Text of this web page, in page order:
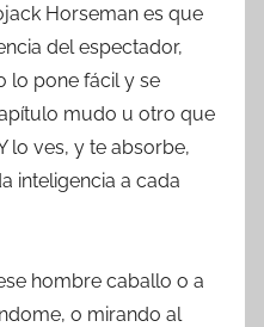
Horseman es que
del espectador,
lo pone fácil y se
mudo u otro que
lo ves, y te absorbe,
inteligencia a cada
hombre caballo o a
o mirando al